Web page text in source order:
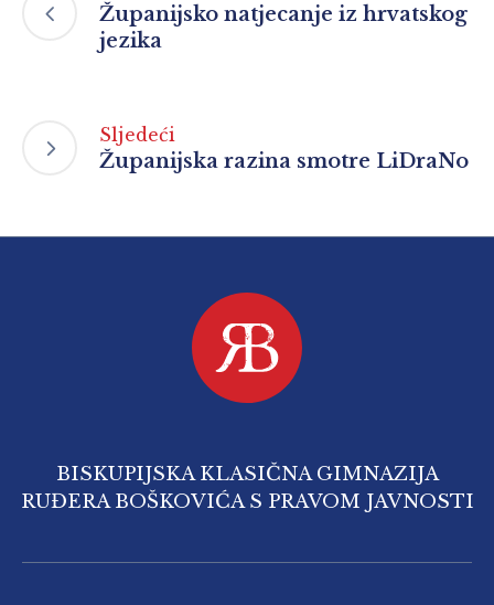
Županijsko natjecanje iz hrvatskog
jezika
Sljedeći
Županijska razina smotre LiDraNo
BISKUPIJSKA KLASIČNA GIMNAZIJA
RUĐERA BOŠKOVIĆA S PRAVOM JAVNOSTI